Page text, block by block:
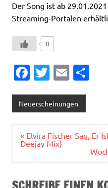
Der Song ist ab
Streaming-Portalen
0
Fa
e
b
o
o
k
T
it
te
r
E
ai
l
n
Neuerscheinungen
Beitragsnavigation
« Elvira Fischer Sag, Er
Deejay Mix)